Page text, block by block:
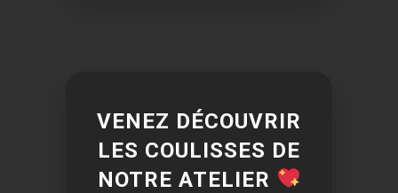
VENEZ DÉCOUVRIR
LES COULISSES DE
NOTRE ATELIER